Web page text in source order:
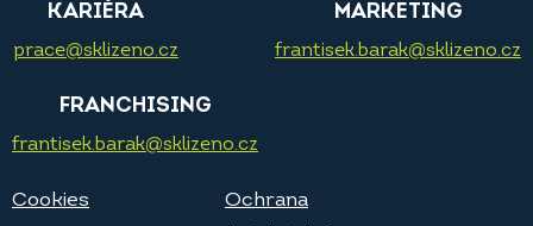
KARIÉRA
prace@sklizeno.cz
MARKETING
frantisek.barak@sklizeno.cz
FRANCHISING
frantisek.barak@sklizeno.cz
Cookies
Ochrana